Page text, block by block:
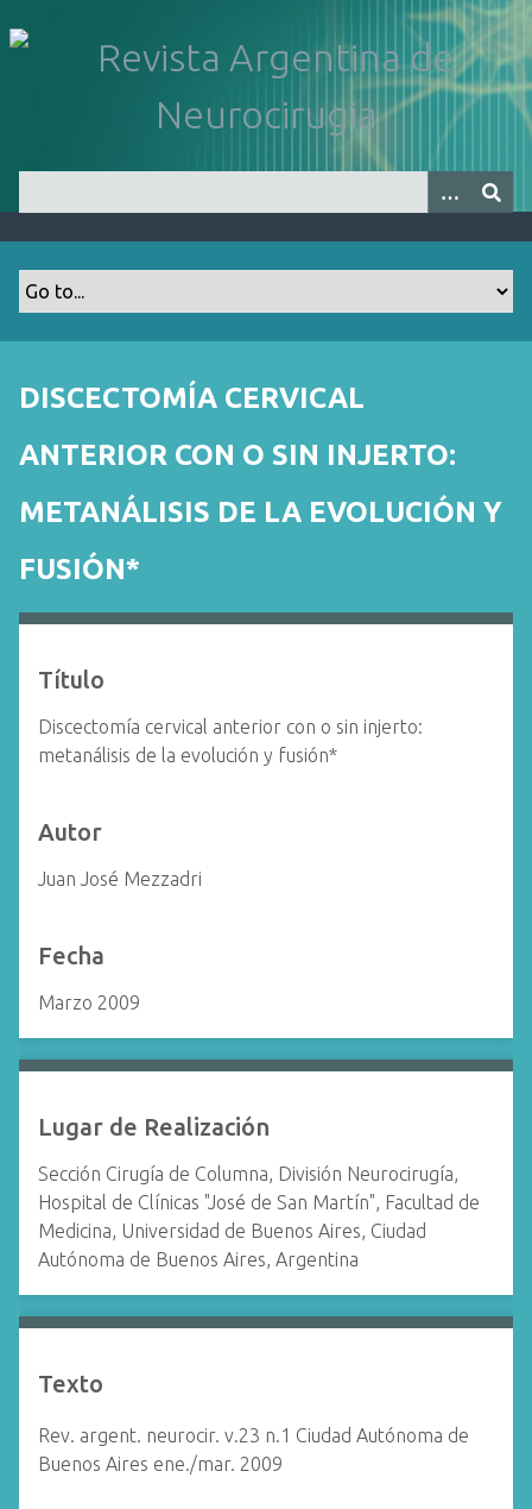
l
c
DISCECTOMÍA CERVICAL
ANTERIOR CON O SIN INJERTO:
METANÁLISIS DE LA EVOLUCIÓN Y
FUSIÓN*
Título
Discectomía cervical anterior con o sin injerto:
metanálisis de la evolución y fusión*
Autor
Juan José Mezzadri
Fecha
Marzo 2009
Lugar de Realización
Sección Cirugía de Columna, División Neurocirugía,
Hospital de Clínicas "José de San Martín", Facultad de
Medicina, Universidad de Buenos Aires, Ciudad
Autónoma de Buenos Aires, Argentina
Texto
Rev. argent. neurocir. v.23 n.1 Ciudad Autónoma de
Buenos Aires ene./mar. 2009